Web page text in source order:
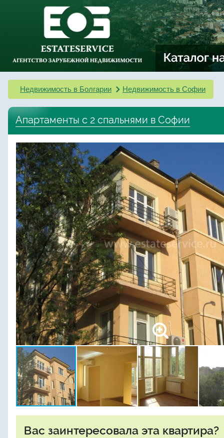
Недвижимость в Болгарии Недвижимость в Софии
Апартаменты с 2 спальнями в Софии
Вас заинтересовала эта квартира?